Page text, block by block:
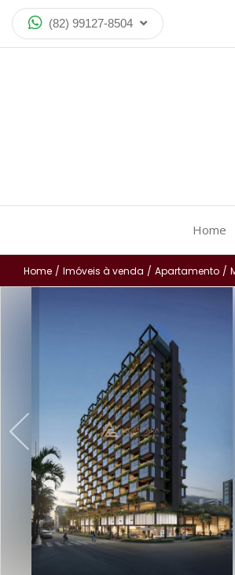
(82) 99127-8504
Home
Home / Imóveis à venda / Apartamento /